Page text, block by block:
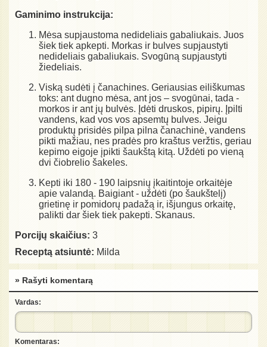
Gaminimo instrukcija:
Mėsa supjaustoma nedideliais gabaliukais. Juos
šiek tiek apkepti. Morkas ir bulves supjaustyti
nedideliais gabaliukais. Svogūną supjaustyti
žiedeliais.
Viską sudėti į čanachines. Geriausias eiliškumas
toks: ant dugno mėsa, ant jos – svogūnai, tada -
morkos ir ant jų bulvės. Įdėti druskos, pipirų. Įpilti
vandens, kad vos vos apsemtų bulves. Jeigu
produktų prisidės pilpa pilna čanachinė, vandens
pikti mažiau, nes pradės pro kraštus veržtis, geriau
kepimo eigoje įpikti šaukštą kitą. Uždėti po vieną
dvi čiobrelio šakeles.
Kepti iki 180 - 190 laipsnių įkaitintoje orkaitėje
apie valandą. Baigiant - uždėti (po šaukštelį)
grietinę ir pomidorų padažą ir, išjungus orkaitę,
palikti dar šiek tiek pakepti. Skanaus.
Porcijų skaičius: 3
Receptą atsiuntė: Milda
» Rašyti komentarą
Vardas:
Komentaras: